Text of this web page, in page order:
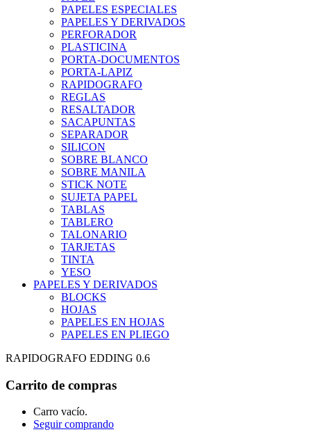
PAPELES ESPECIALES
PAPELES Y DERIVADOS
PERFORADOR
PLASTICINA
PORTA-DOCUMENTOS
PORTA-LAPIZ
RAPIDOGRAFO
REGLAS
RESALTADOR
SACAPUNTAS
SEPARADOR
SILICON
SOBRE BLANCO
SOBRE MANILA
STICK NOTE
SUJETA PAPEL
TABLAS
TABLERO
TALONARIO
TARJETAS
TINTA
YESO
PAPELES Y DERIVADOS
BLOCKS
HOJAS
PAPELES EN HOJAS
PAPELES EN PLIEGO
RAPIDOGRAFO EDDING 0.6
Carrito de compras
Carro vacío.
Seguir comprando